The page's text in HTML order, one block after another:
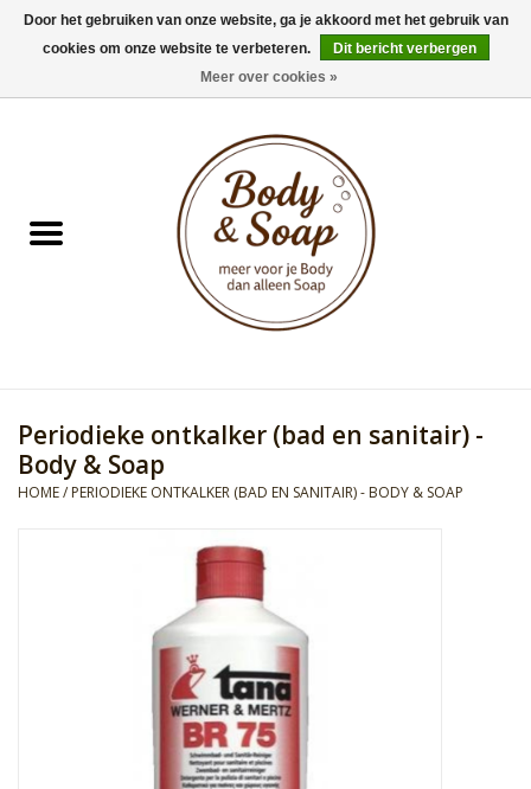
0 Artikelen - €0,00
Doucheproducten
Kids Collection
Periodieke ontkalker (bad en sanitair) -
Body & Soap
HOME/ PERIODIEKE ONTKALKER (BAD EN SANITAIR) - BODY & SOAP
Door het gebruiken van onze website, ga je akkoord met het gebruik van
cookies om onze website te verbeteren.
Dit bericht verbergen
Meer over cookies »